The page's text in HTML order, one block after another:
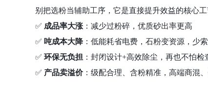
别把选粉当辅助工序，它是直接提升效益的核心工
✅ 成品率大涨 ：减少过粉碎，优质砂出率更高
✅ 吨成本大降 ：低能耗省电费，石粉变资源，少
✅环保无负担 ：封闭设计+高效除尘，再也不怕检
✅ 产品卖溢价：级配合理、含粉精准，高端商混